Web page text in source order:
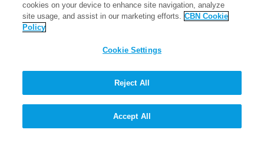
Întrebări și răspunsuri cu
Ce este credința?
cookies on your device to enhance site navigation, analyze
site usage, and assist in our marketing efforts. CBN Cookie
Policy
Cookie Settings
Reject All
Accept All